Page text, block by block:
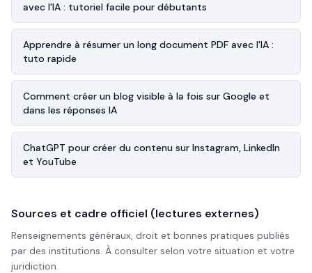
avec l'IA : tutoriel facile pour débutants
Apprendre à résumer un long document PDF avec l'IA :
tuto rapide
Comment créer un blog visible à la fois sur Google et
dans les réponses IA
ChatGPT pour créer du contenu sur Instagram, LinkedIn
et YouTube
Sources et cadre officiel (lectures externes)
Renseignements généraux, droit et bonnes pratiques publiés
par des institutions. À consulter selon votre situation et votre
juridiction.